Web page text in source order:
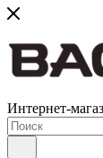
Интернет-